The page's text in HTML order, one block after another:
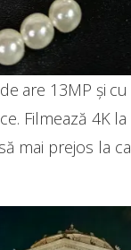
are 13MP și
Filmează 4K
mai prejos la